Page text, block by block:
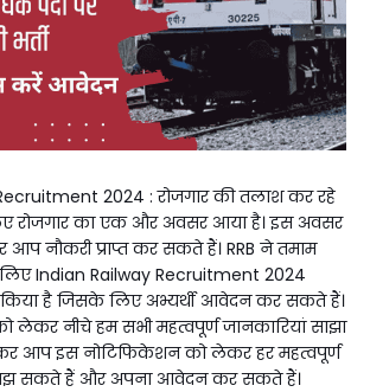
2024 : रोजगार की तलाश कर रहे
रोजगार का एक और अवसर आया है। इस अवसर
नौकरी प्राप्त कर सकते हैं। RRB ने तमाम
Indian Railway Recruitment 2024
है जिसके लिए अभ्यर्थी आवेदन कर सकते हैं।
नीचे हम सभी महत्वपूर्ण जानकारियां साझा
आप इस नोटिफिकेशन को लेकर हर महत्वपूर्ण
सकते हैं और अपना आवेदन कर सकते हैं।